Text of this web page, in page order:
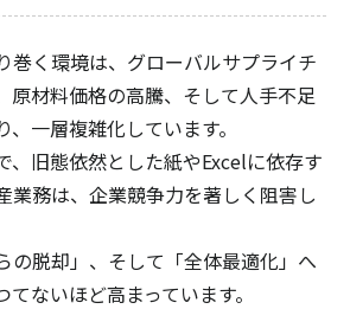
巻く環境は、グローバルサプライチ
原材料価格の高騰、そして人手不足
一層複雑化しています。
、旧態依然とした紙やExcelに依存す
業務は、企業競争力を著しく阻害し
の脱却」、そして「全体最適化」へ
ないほど高まっています。